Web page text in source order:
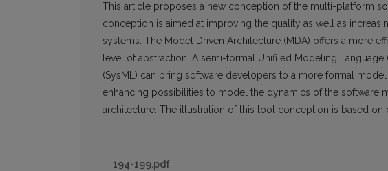
This article proposes a new conception of the multi-platform
conception is aimed at improving the quality as well as
systems. The Model Driven Architecture (MDA) offers a more
level of abstraction. A semi-formal Unifi ed Modeling
(SysML) can bring software developers to a more formal
enhancing possibilities to model the dynamics of the software
architecture. The illustration of this tool conception is based on
194-199.pdf